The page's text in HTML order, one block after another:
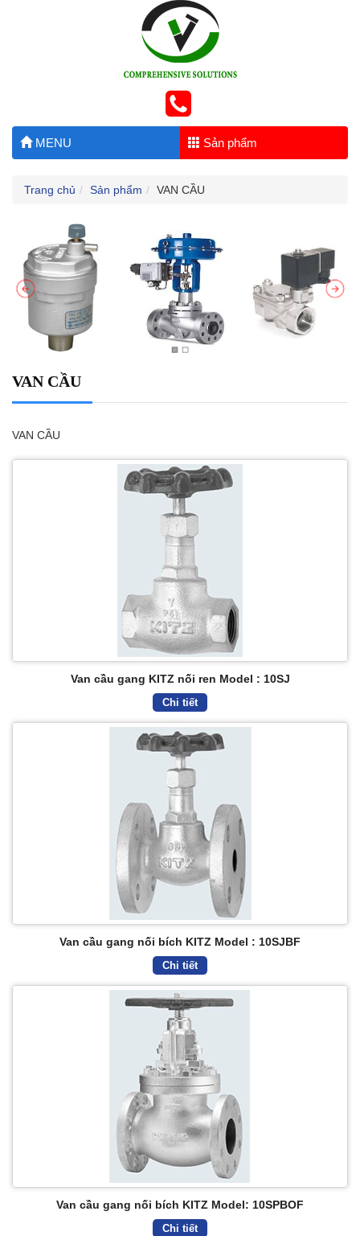
MENU Sản phẩm
Trang chủ Sản phẩm VAN CẦU
VAN CẦU
VAN CẦU
Van cầu gang KITZ nối ren Model : 10SJ
Chi tiết
Van cầu gang nối bích KITZ Model : 10SJBF
Chi tiết
Van cầu gang nối bích KITZ Model: 10SPBOF
Chi tiết